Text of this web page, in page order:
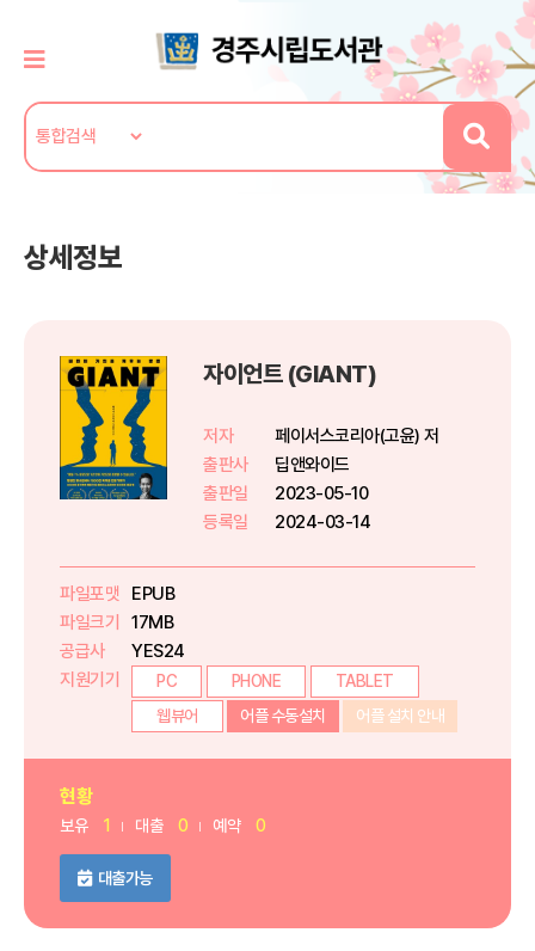
상세정보
자이언트 (GIANT)
저자
페이서스코리아(고윤) 저
출판사
딥앤와이드
출판일
2023-05-10
등록일
2024-03-14
파일포맷
EPUB
파일크기
17MB
공급사
YES24
지원기기
PC PHONE
TABLET
웹뷰어
어플 수동설치 어플 설치 안내
현황
보유 1 대출 0 예약 0
대출가능